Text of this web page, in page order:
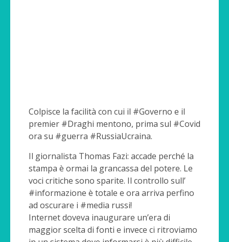
Colpisce la facilità con cui il #Governo e il
premier #Draghi mentono, prima sul #Covid
ora su #guerra #RussiaUcraina.
Il giornalista Thomas Fazi: accade perché la
stampa è ormai la grancassa del potere. Le
voci critiche sono sparite. Il controllo sull’
#informazione è totale e ora arriva perfino
ad oscurare i #media russi!
Internet doveva inaugurare un’era di
maggior scelta di fonti e invece ci ritroviamo